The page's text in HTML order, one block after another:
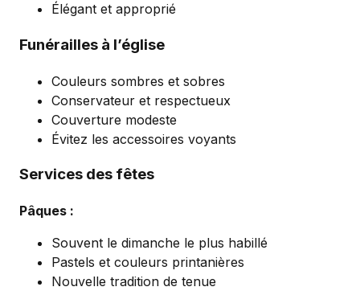
Élégant et approprié
Funérailles à l’église
Couleurs sombres et sobres
Conservateur et respectueux
Couverture modeste
Évitez les accessoires voyants
Services des fêtes
Pâques :
Souvent le dimanche le plus habillé
Pastels et couleurs printanières
Nouvelle tradition de tenue